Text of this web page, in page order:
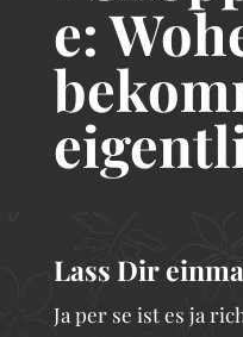
e:
Lass Dir
Ja per se ist es ja